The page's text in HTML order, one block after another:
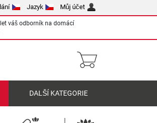
Jazyk Můj účet
váš odborník na domácí
DALŠÍ KATEGORIE